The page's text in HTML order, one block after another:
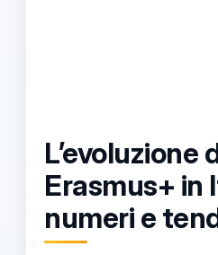
L’evoluzione
Erasmus+ in
numeri e